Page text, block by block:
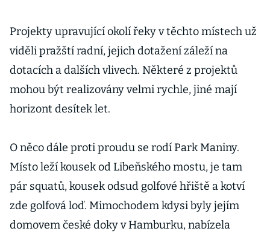
Projekty upravující okolí řeky v těchto místech už
viděli pražští radní, jejich dotažení záleží na
dotacích a dalších vlivech. Některé z projektů
mohou být realizovány velmi rychle, jiné mají
horizont desítek let.
O něco dále proti proudu se rodí Park Maniny.
Místo leží kousek od Libeňského mostu, je tam
pár squatů, kousek odsud golfové hřiště a kotví
zde golfová loď. Mimochodem kdysi byly jejím
domovem české doky v Hamburku, nabízela